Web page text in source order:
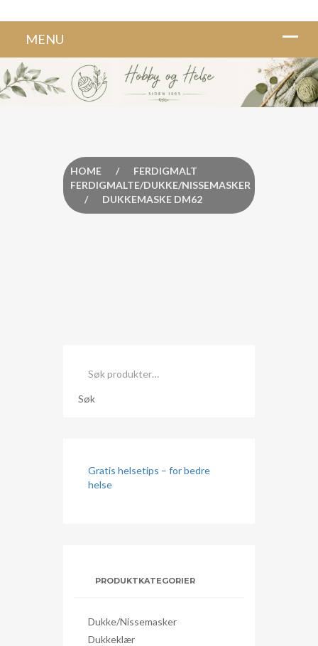
HOME
/
FERDIGMALTE/DUKKE/NISSEMASKER
/
FERDIGMALT
DUKKEMASKE DM62
etter:
Søk
Gratis helsetips – for bedre
helse
PRODUKTKATEGORIER
Dukke/nissemasker
Dukkeklær